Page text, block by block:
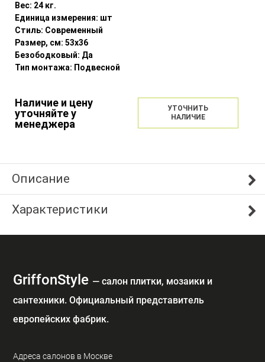
Вес: 24 кг.
Единица измерения: шт
Стиль: Современный
Размер, см: 53x36
Безободковый: Да
Тип монтажа: Подвесной
Наличие и цену
уточняйте у
менеджера
УТОЧНИТЬ
НАЛИЧИЕ
Описание
Характеристики
GriffonStyle — cалон плитки, мозаики и
сантехники. Официальный представитель
европейских фабрик.
Адреса салонов в Москве